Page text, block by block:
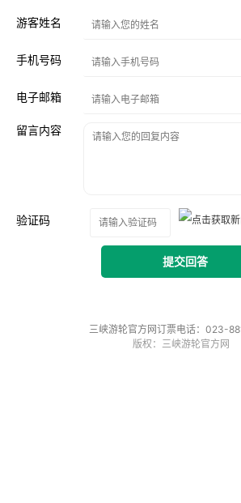
游客姓名
手机号码
电子邮箱
留言内容
验证码
提交回答
三峡游轮官方网订票电话：023-
版权：三峡游轮官方网